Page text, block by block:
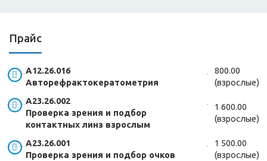
Прайс
А12.26.016
Авторефрактокератометрия
800.00
(взрослые)
А23.26.002
Проверка зрения и подбор
контактных линз взрослым
1 600.00
(взрослые)
А23.26.001
Проверка зрения и подбор очков
1 500.00
(взрослые)